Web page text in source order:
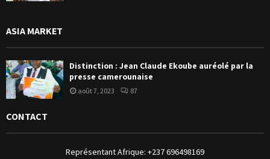
ASIA MARKET
Distinction : Jean Claude Ekoube auréolé par la
presse camerounaise
août 7, 2023 87
CONTACT
Représentant Afrique: +237 696498169